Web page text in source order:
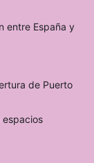
entre España y
de Puerto